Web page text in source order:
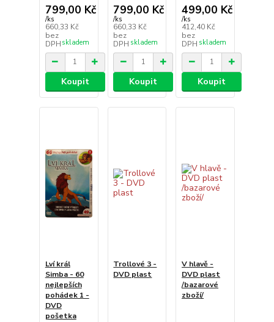
799,00 Kč
/ks
660,33 Kč
bez
DPH skladem
Koupit
799,00 Kč
/ks
660,33 Kč
bez
DPH skladem
Koupit
499,00 Kč
/ks
412,40 Kč
bez
DPH skladem
Koupit
Lví král
Simba - 60
nejlepších
pohádek 1 -
DVD
pošetka
Trollové 3 -
DVD plast
V hlavě -
DVD plast
/bazarové
zboží/